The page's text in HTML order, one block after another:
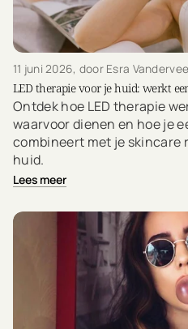
11 juni 2026, door Esra Vandervee
LED therapie voor je huid: werkt
Ontdek hoe LED therapie
waarvoor dienen en hoe je
combineert met je skincare
huid.
Lees meer